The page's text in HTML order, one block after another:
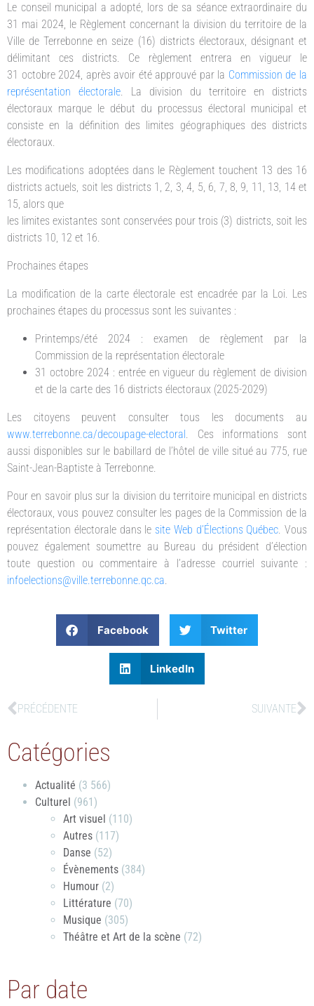
Le conseil municipal a adopté, lors de sa séance extraordinaire du
31 mai 2024, le Règlement concernant la division du territoire de la
Ville de Terrebonne en seize (16) districts électoraux, désignant et
délimitant ces districts. Ce règlement entrera en vigueur le
31 octobre 2024, après avoir été approuvé par la Commission de la
représentation électorale. La division du territoire en districts
électoraux marque le début du processus électoral municipal et
consiste en la définition des limites géographiques des districts
électoraux.
Les modifications adoptées dans le Règlement touchent 13 des 16
districts actuels, soit les districts 1, 2, 3, 4, 5, 6, 7, 8, 9, 11, 13, 14 et
15, alors que
les limites existantes sont conservées pour trois (3) districts, soit les
districts 10, 12 et 16.
Prochaines étapes
La modification de la carte électorale est encadrée par la Loi. Les
prochaines étapes du processus sont les suivantes :
Printemps/été 2024 : examen de règlement par la
Commission de la représentation électorale
31 octobre 2024 : entrée en vigueur du règlement de division
et de la carte des 16 districts électoraux (2025-2029)
Les citoyens peuvent consulter tous les documents au
www.terrebonne.ca/decoupage-electoral . Ces informations sont
aussi disponibles sur le babillard de l’hôtel de ville situé au 775, rue
Saint-Jean-Baptiste à Terrebonne.
Pour en savoir plus sur la division du territoire municipal en districts
électoraux, vous pouvez consulter les pages de la Commission de la
représentation électorale dans le site Web d’Élections Québec. Vous
pouvez également soumettre au Bureau du président d’élection
toute question ou commentaire à l’adresse courriel suivante :
infoelections@ville.terrebonne.qc.ca.
Facebook Twitter
LinkedIn
PRÉCÉDENTE SUIVANTE
Catégories
Actualité (3 566)
Culturel (961)
Art visuel (110)
Autres (117)
Danse (52)
Évènements (384)
Humour (2)
Littérature (70)
Musique (305)
Théâtre et Art de la scène (72)
Par date